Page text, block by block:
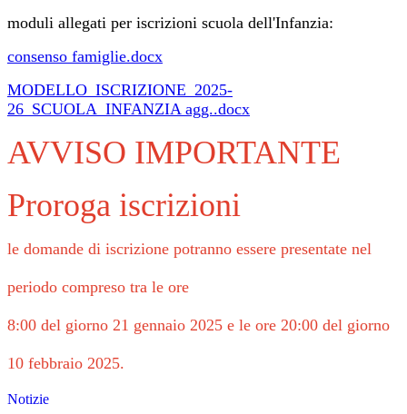
moduli allegati per iscrizioni scuola dell'Infanzia:
consenso famiglie.docx
MODELLO_ISCRIZIONE_2025-
26_SCUOLA_INFANZIA agg..docx
AVVISO IMPORTANTE
Proroga iscrizioni
le domande di iscrizione potranno essere presentate nel
periodo compreso tra le ore
8:00 del giorno 21 gennaio 2025 e le ore 20:00 del giorno
10 febbraio 2025.
Notizie